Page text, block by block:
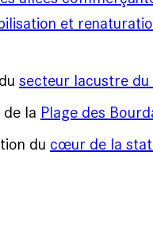
et
secteur lacustre du
la Plage des
du cœur de la